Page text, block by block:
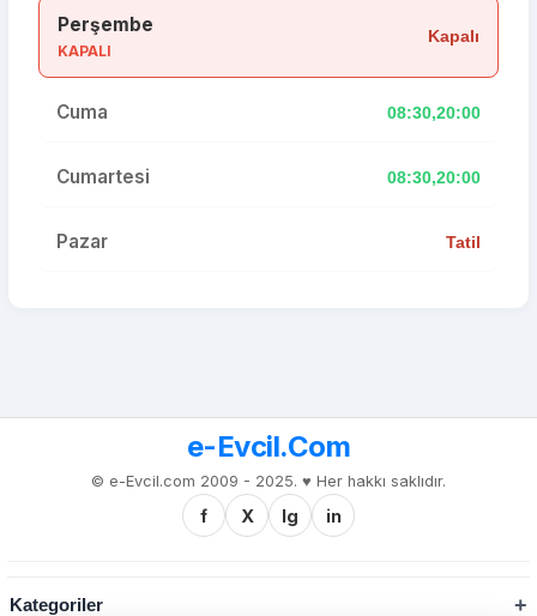
Perşembe
KAPALI
Kapalı
Cuma 08:30,20:00
Cumartesi 08:30,20:00
Pazar Tatil
e-Evcil.Com
© e-Evcil.com 2009 - 2025. ♥️ Her hakkı saklıdır.
f X Ig in
Kategoriler